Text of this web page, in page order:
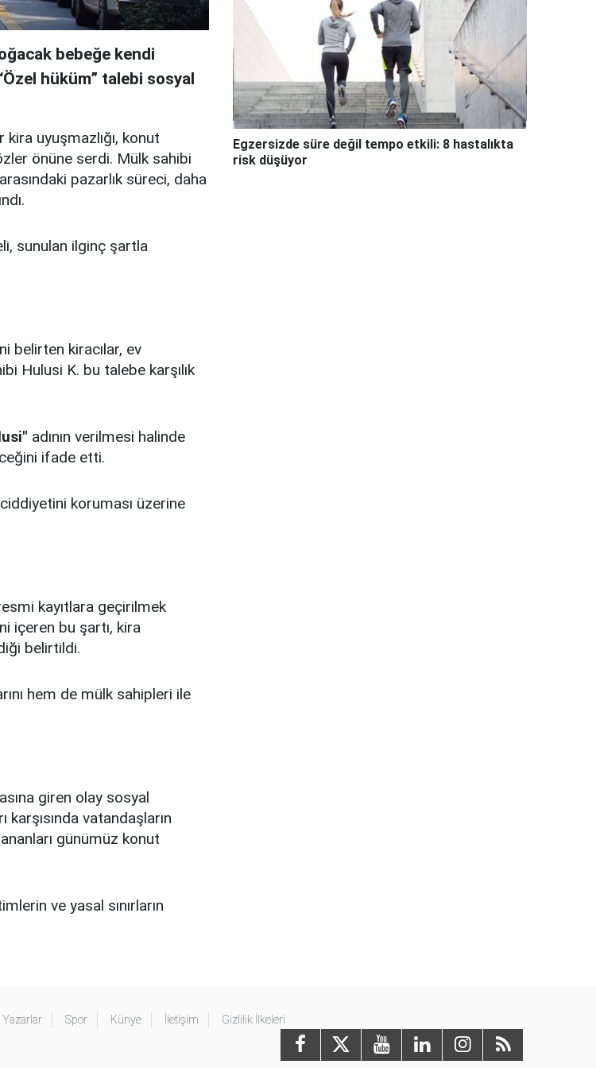
bebeğe kendi
hüküm” talebi sosyal
uyuşmazlığı, konut
önüne serdi. Mülk sahibi
pazarlık süreci, daha
sunulan ilginç şartla
belirten kiracılar, ev
Hulusi K. bu talebe karşılık
adının verilmesi halinde
ifade etti.
koruması üzerine
kayıtlara geçirilmek
içeren bu şartı, kira
belirtildi.
hem de mülk sahipleri ile
giren olay sosyal
vatandaşların
günümüz konut
ve yasal sınırların
Egzersizde süre değil tempo etkili: 8 hastalıkta
risk düşüyor
Yazarlar Spor Künye İletişim Gizlilik İlkeleri